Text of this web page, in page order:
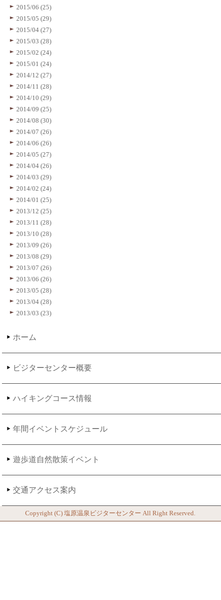
2015/06 (25)
2015/05 (29)
2015/04 (27)
2015/03 (28)
2015/02 (24)
2015/01 (24)
2014/12 (27)
2014/11 (28)
2014/10 (29)
2014/09 (25)
2014/08 (30)
2014/07 (26)
2014/06 (26)
2014/05 (27)
2014/04 (26)
2014/03 (29)
2014/02 (24)
2014/01 (25)
2013/12 (25)
2013/11 (28)
2013/10 (28)
2013/09 (26)
2013/08 (29)
2013/07 (26)
2013/06 (26)
2013/05 (28)
2013/04 (28)
2013/03 (23)
ホーム
ビジターセンター概要
ハイキングコース情報
年間イベントスケジュール
遊歩道自然散策イベント
交通アクセス案内
Copyright (C)塩原温泉ビジターセンター All Right Reserved.